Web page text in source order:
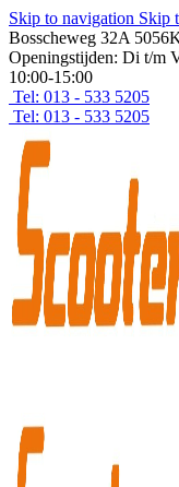
Skip to navigation Skip
Bosscheweg 32A
Openingstijden: Di t/m
10:00-15:00
Tel: 013 - 533 5205
Tel: 013 - 533 5205